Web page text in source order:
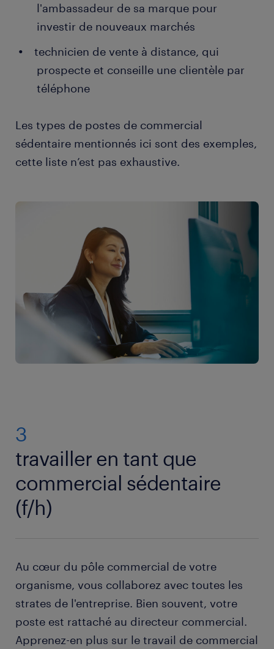
l'ambassadeur de sa marque pour
investir de nouveaux marchés
technicien de vente à distance, qui
prospecte et conseille une clientèle par
téléphone
Les types de postes de commercial
sédentaire mentionnés ici sont des exemples,
cette liste n’est pas exhaustive.
3
travailler en tant que
commercial sédentaire
(f/h)
Au cœur du pôle commercial de votre
organisme, vous collaborez avec toutes les
strates de l'entreprise. Bien souvent, votre
poste est rattaché au directeur commercial.
Apprenez-en plus sur le travail de commercial